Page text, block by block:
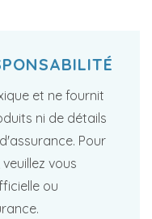
et ne fournit
ni de détails
Pour
vous
ou